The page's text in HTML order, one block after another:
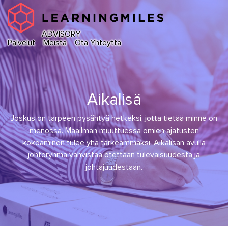
ADVISORY
Palvelut
Meistä Ota Yhteyttä
Aikalisä
Joskus on tarpeen pysähtyä hetkeksi, jotta tietää minne on
menossa. Maailman muuttuessa omien ajatusten
kokoaminen tulee yhä tärkeämmäksi. Aikalisän avulla
johtoryhmä vahvistaa otettaan tulevaisuudesta ja
johtajuudestaan.